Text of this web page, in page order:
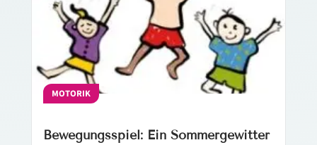
MOTORIK
Bewegungsspiel: Ein Sommergewitter